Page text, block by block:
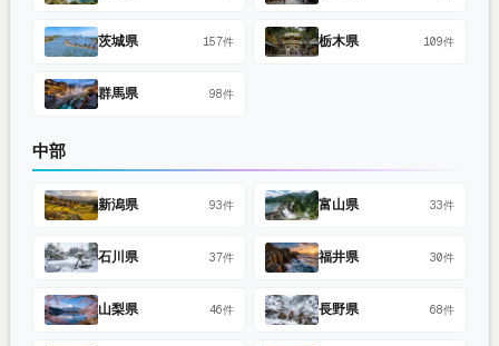
茨城県 157件 栃木県 109件
群馬県 98件
中部
新潟県 93件 富山県 33件
石川県 37件 福井県 30件
山梨県 46件 長野県 68件